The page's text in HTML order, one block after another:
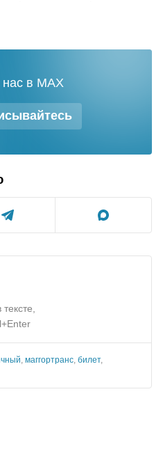
в MAX
маггортранс билет,